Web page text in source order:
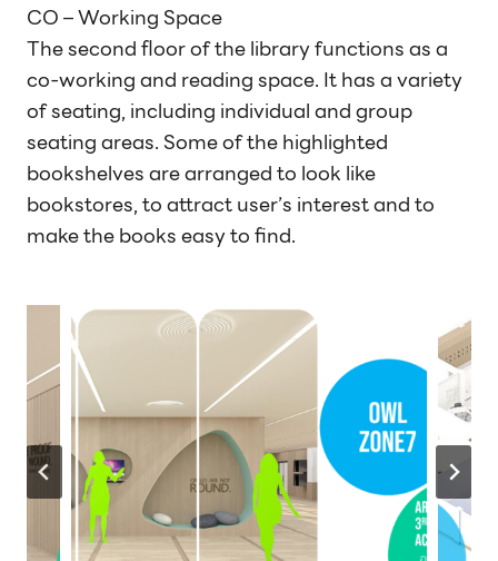
CO – Working Space
The second floor of the library functions as a
co-working and reading space. It has a variety
of seating, including individual and group
seating areas. Some of the highlighted
bookshelves are arranged to look like
bookstores, to attract user’s interest and to
make the books easy to find.